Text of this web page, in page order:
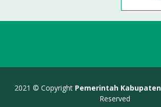
2021 © Copyright Pemerintah
Reserved